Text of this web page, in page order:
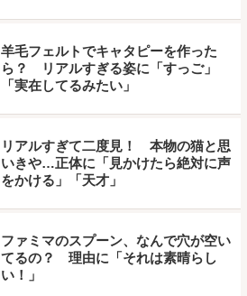
羊毛フェルトでキャタピーを作った
ら？ リアルすぎる姿に「すっご」
「実在してるみたい」
リアルすぎて二度見！ 本物の猫と思
いきや…正体に「見かけたら絶対に声
をかける」「天才」
ファミマのスプーン、なんで穴が空い
てるの？ 理由に「それは素晴らし
い！」